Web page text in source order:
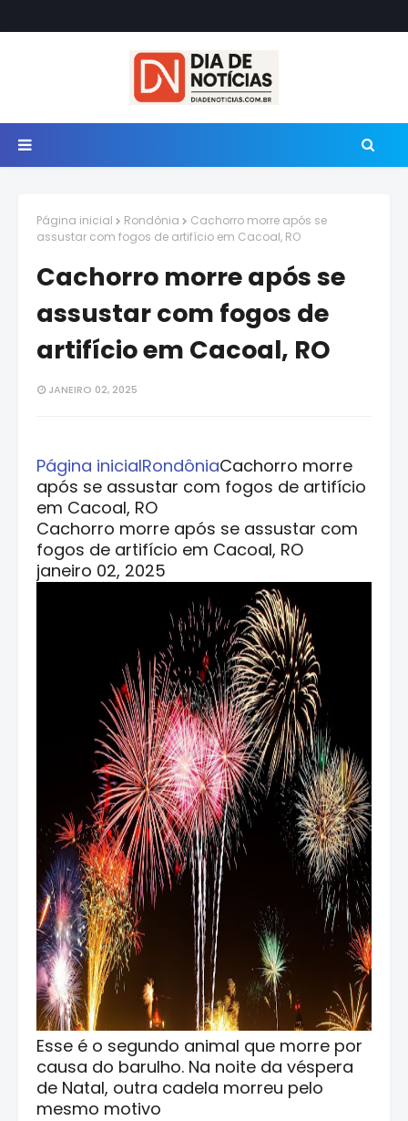
Página inicial Rondônia
Cachorro morre após se
assustar com fogos de artifício em Cacoal, RO
Cachorro morre após se
assustar com fogos de
artifício em Cacoal, RO
JANEIRO 02, 2025
Página inicialRondôniaCachorro morre
após se assustar com fogos de artifício
em Cacoal, RO
Cachorro morre após se assustar com
fogos de artifício em Cacoal, RO
janeiro 02, 2025
Esse é o segundo animal que morre por
causa do barulho. Na noite da véspera
de Natal, outra cadela morreu pelo
mesmo motivo